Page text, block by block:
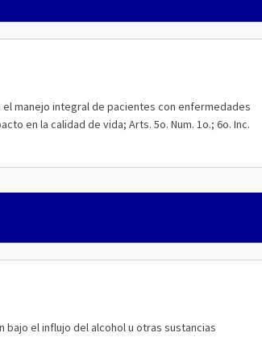
manejo integral de pacientes con enfermedades
en la calidad de vida; Arts. 5o. Num. 1o.; 6o. Inc.
el influjo del alcohol u otras sustancias